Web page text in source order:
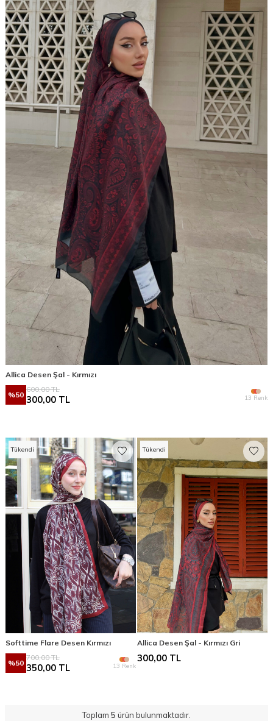
Allica Desen Şal - Kırmızı
%50
600,00TL
300,00 TL 13 Renk
Tükendi
Softtime Flare Desen Kırmızı
%50
700,00TL
350,00 TL 13 Renk
Tükendi
Allica Desen Şal - Kırmızı Gri
300,00 TL
Toplam 5 ürün bulunmaktadır.